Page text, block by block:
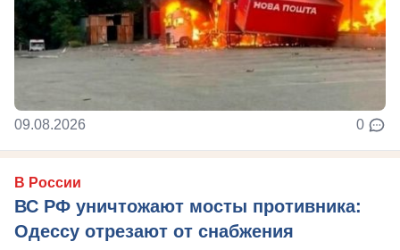
09.08.2026 0
В России
ВС РФ уничтожают мосты противника:
Одессу отрезают от снабжения